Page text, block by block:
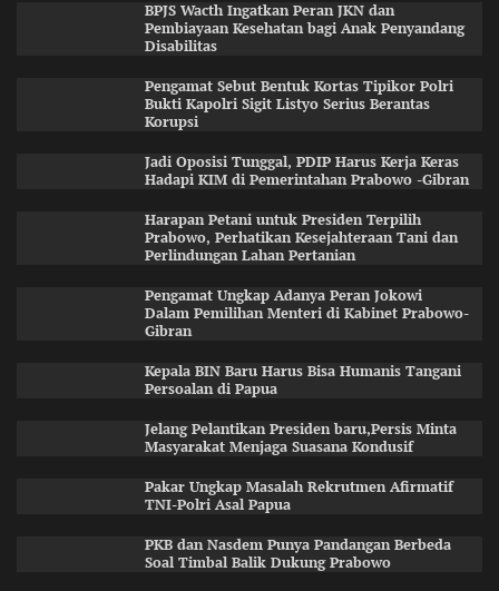
BPJS Wacth Ingatkan Peran JKN dan
Pembiayaan Kesehatan bagi Anak Penyandang
Disabilitas
Pengamat Sebut Bentuk Kortas Tipikor Polri
Bukti Kapolri Sigit Listyo Serius Berantas
Korupsi
Jadi Oposisi Tunggal, PDIP Harus Kerja Keras
Hadapi KIM di Pemerintahan Prabowo -Gibran
Harapan Petani untuk Presiden Terpilih
Prabowo, Perhatikan Kesejahteraan Tani dan
Perlindungan Lahan Pertanian
Pengamat Ungkap Adanya Peran Jokowi
Dalam Pemilihan Menteri di Kabinet Prabowo-
Gibran
Kepala BIN Baru Harus Bisa Humanis Tangani
Persoalan di Papua
Jelang Pelantikan Presiden baru,Persis Minta
Masyarakat Menjaga Suasana Kondusif
Pakar Ungkap Masalah Rekrutmen Afirmatif
TNI-Polri Asal Papua
PKB dan Nasdem Punya Pandangan Berbeda
Soal Timbal Balik Dukung Prabowo